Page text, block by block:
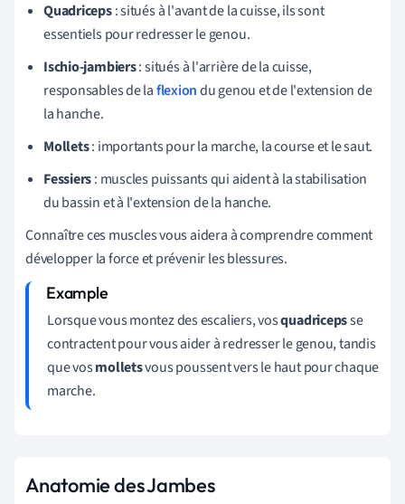
Quadriceps: situés à l'avant de la cuisse, ils sont
essentiels pour redresser le genou.
Ischio-jambiers: situés à l'arrière de la cuisse,
responsables de laflexiondu genou et de l'extension de
la hanche.
Mollets: importants pour la marche, la course et le saut.
Fessiers: muscles puissants qui aident à la stabilisation
du bassin et à l'extension de la hanche.
Connaître ces muscles vous aidera à comprendre comment
développer la force et prévenir les blessures.
Lorsque vous montez des escaliers, vosquadricepsse
contractent pour vous aider à redresser le genou, tandis
que vosmolletsvous poussent vers le haut pour chaque
marche.
Anatomie des Jambes